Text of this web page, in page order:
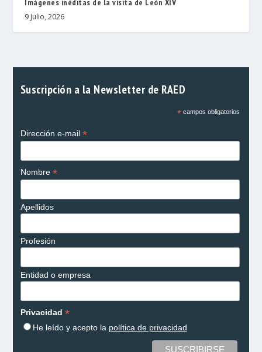
Imágenes inéditas de la visita de León XIV
9 Julio, 2026
Suscripción a la Newsletter de RAED
*campos obligatorios
Dirección e-mail *
Nombre *
Apellidos
Profesión
Entidad o empresa
Privacidad *
He leído y acepto la política de privacidad